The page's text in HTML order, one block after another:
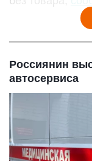
Россиянин
автосервиса